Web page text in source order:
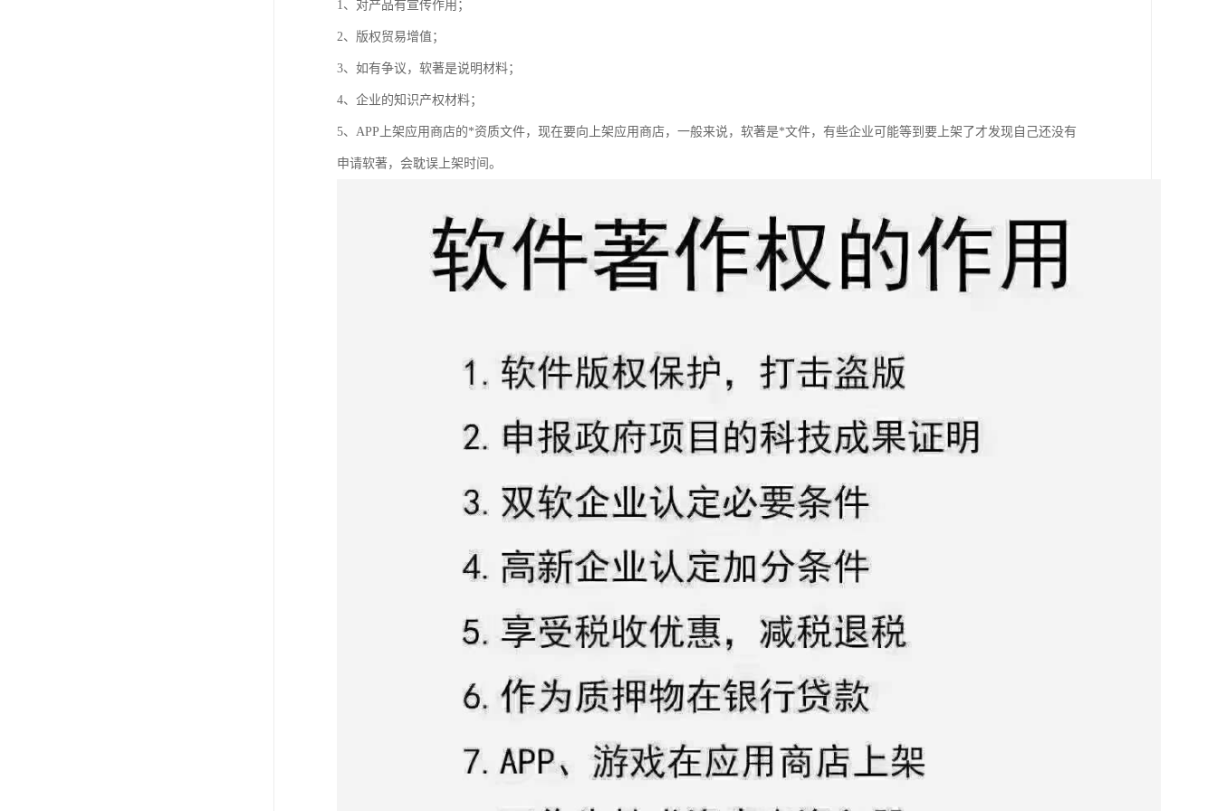
1、对产品有宣传作用；
2、版权贸易增值；
3、如有争议，软著是说明材料；
4、企业的知识产权材料；
5、APP上架应用商店的*资质文件，现在要向上架应用商店，一般来说，软著是*文件，有些企业可能等到要上架了才发现自己还没有
申请软著，会耽误上架时间。